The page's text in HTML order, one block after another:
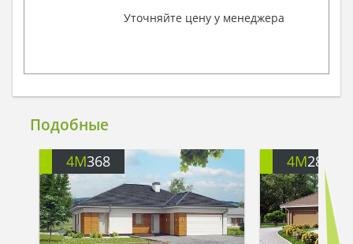
Уточняйте цену у менеджера
Подобные
4M368 4M288